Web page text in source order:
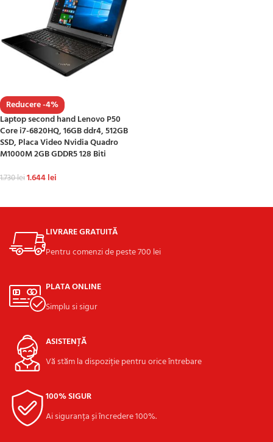
Reducere -4%
Laptop second hand Lenovo P50
Core i7-6820HQ, 16GB ddr4, 512GB
SSD, Placa Video Nvidia Quadro
M1000M 2GB GDDR5 128 Biti
1.730lei1.644lei
LIVRARE GRATUITĂ
Pentru comenzi de peste 700 lei
PLATA ONLINE
Simplu si sigur
ASISTENȚĂ
Vă stăm la dispoziție pentru orice întrebare
100% SIGUR
Ai siguranța și încredere 100%.